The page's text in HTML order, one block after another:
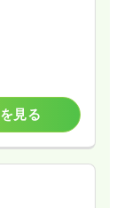
見る